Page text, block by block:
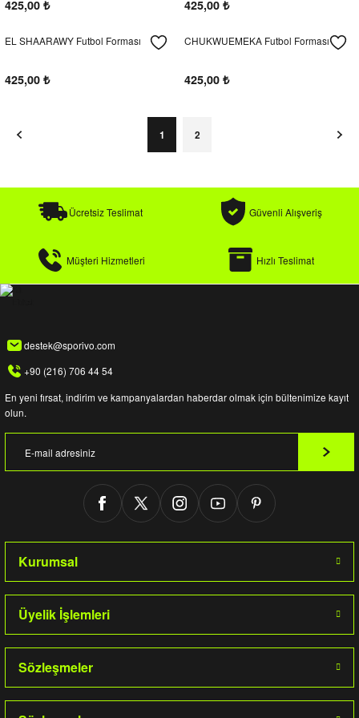
425,00 ₺ 425,00 ₺
EL SHAARAWY Futbol Forması
425,00 ₺
CHUKWUEMEKA Futbol Forması
425,00 ₺
1 2
Ücretsiz Teslimat Güvenli Alışveriş
Müşteri Hizmetleri Hızlı Teslimat
destek@sporivo.com
+90 (216) 706 44 54
En yeni fırsat, indirim ve kampanyalardan haberdar olmak için bültenimize kayıt
olun.
Kurumsal
Üyelik İşlemleri
Sözleşmeler